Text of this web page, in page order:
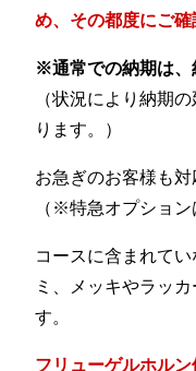
め、その都度にご確
※通常での納期は、
（状況により納期
ります。）
お急ぎのお客様も対
（※特急オプション
コースに含まれて
ミ、メッキやラッ
す。
フリューゲルホル